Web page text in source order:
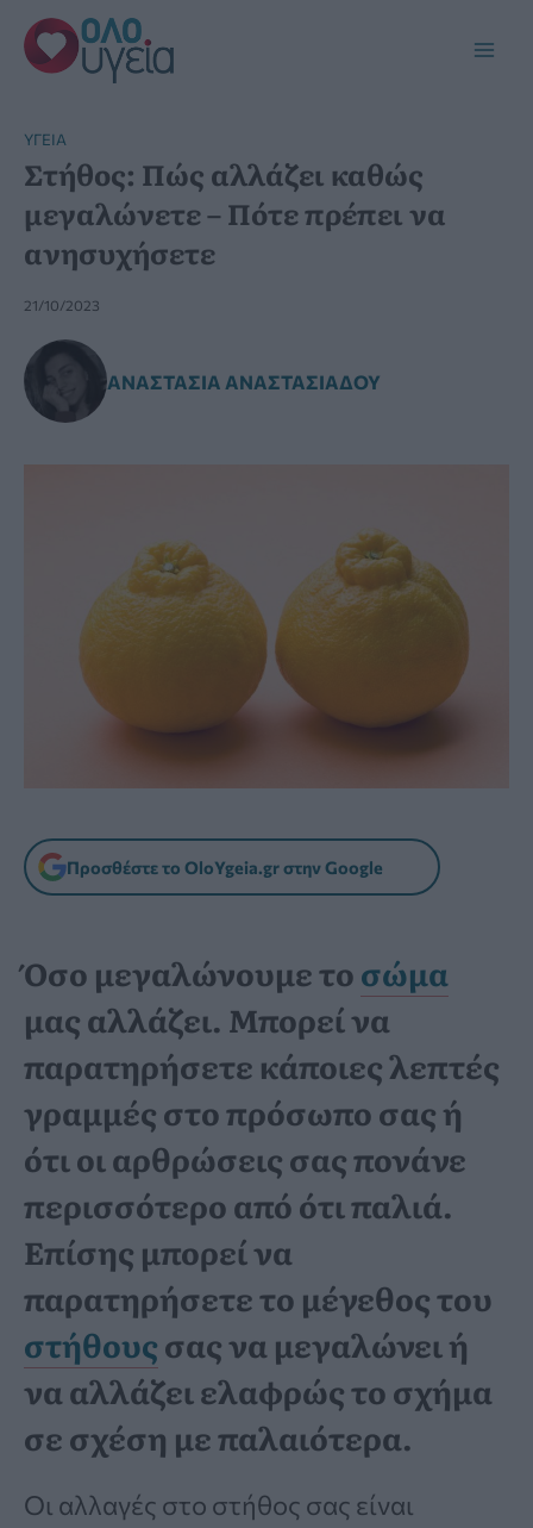
Μετάβαση
στο
περιεχόμενο
YΓΕΊΑ
Στήθος: Πώς αλλάζει καθώς
μεγαλώνετε – Πότε πρέπει να
ανησυχήσετε
21/10/2023
ΑΝΑΣΤΑΣΊΑ ΑΝΑΣΤΑΣΙΆΔΟΥ
Προσθέστε το OloYgeia.gr στην Google
Όσο μεγαλώνουμε τοσώμα
μας αλλάζει. Μπορεί να
παρατηρήσετε κάποιες λεπτές
γραμμές στο πρόσωπο σας ή
ότι οι αρθρώσεις σας πονάνε
περισσότερο από ότι παλιά.
Επίσης μπορεί να
παρατηρήσετε το μέγεθος του
στήθουςσας να μεγαλώνει ή
να αλλάζει ελαφρώς το σχήμα
σε σχέση με παλαιότερα.
Οι αλλαγές στο στήθος σας είναι